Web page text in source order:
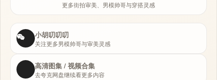
更多街拍审美、男模帅哥与穿搭灵感
小胡叨叨叨
关注更多男模帅哥与审美灵感
高清图集 / 视频合集
去夸克网盘继续看更多内容